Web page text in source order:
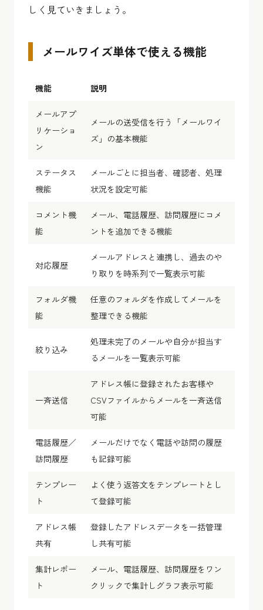
しく見ていきましょう。
メールワイズ単体で使える機能
機能 説明
メールアプ
リケーショ
ン
メールの送受信を行う「メールワイ
ズ」の基本機能
ステータス
機能
メールごとに担当者、確認者、処理
状況を設定可能
コメント機
能
メール、電話履歴、訪問履歴にコメ
ントを追加できる機能
対応履歴
メールアドレスと連携し、過去のや
り取りを時系列で一覧表示可能
フォルダ機
能
任意のフォルダを作成してメールを
整理できる機能
絞り込み
処理未完了のメールや自分が担当す
るメールを一覧表示可能
一斉送信
アドレス帳に登録されたお客様や
CSVファイルからメールを一斉送信
可能
電話履歴／
訪問履歴
メールだけでなく電話や訪問の履歴
も記録可能
テンプレー
ト
よく使う返答文をテンプレートとし
て登録可能
アドレス帳
共有
登録したアドレスデータを一括管理
し共有可能
集計レポー
ト
メール、電話履歴、訪問履歴をワン
クリックで集計しグラフ表示可能